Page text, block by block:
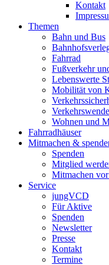
Kontakt
Themen
Bahn und Bus
Fahrrad
Fußverkehr
Lebenswerte
Mobilität von
Wohnen und
Fahrradhäuser
Mitmachen &
Spenden
Mitglied
Mitmachen
Service
jungVCD
Für Aktive
Spenden
Newsletter
Presse
Kontakt
Termine